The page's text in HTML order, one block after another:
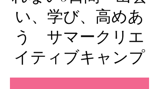
い、学び、高めあ
う サマークリエ
イティブキャンプ